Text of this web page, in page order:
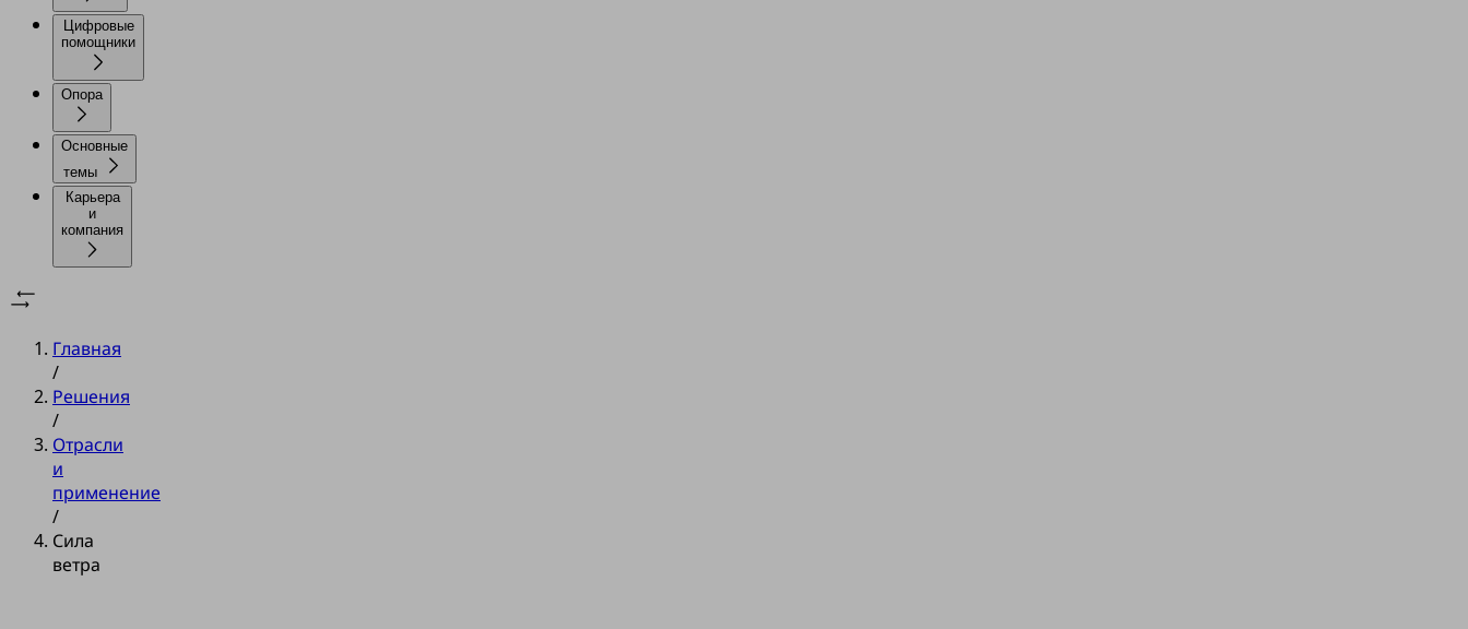
Цифровые
помощники
Опора
Основные
темы
Карьера
и
компания
Главная
/
Решения
/
Отрасли
и
применение
/
Сила
ветра